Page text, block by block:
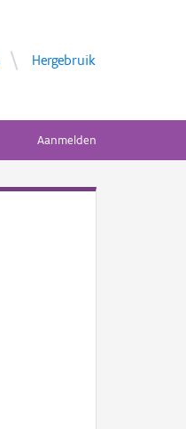
Hergebruik
Aanmelden